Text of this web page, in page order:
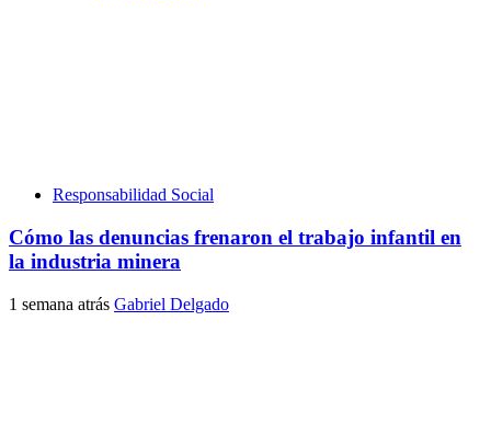
Responsabilidad Social
Cómo las denuncias frenaron el trabajo infantil en
la industria minera
1 semana atrás Gabriel Delgado